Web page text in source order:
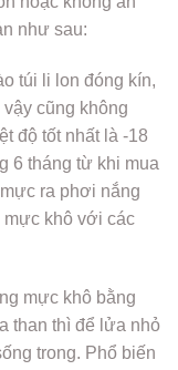
như sau:
túi li lon đóng kín,
cũng không
độ tốt nhất là -18
6 tháng từ khi mua
ra phơi nắng
mực khô với các
mực khô bằng
than thì để lửa nhỏ
trong. Phổ biến